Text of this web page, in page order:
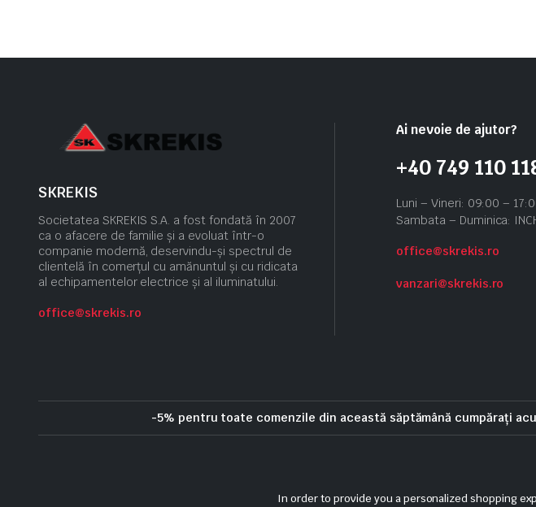
SKREKIS
Societatea SKREKIS S.A. a fost fondată în 2007
ca o afacere de familie și a evoluat într-o
companie modernă, deservindu-și spectrul de
clientelă în comerțul cu amănuntul și cu ridicata
al echipamentelor electrice și al iluminatului.
office@skrekis.ro
Ai nevoie de ajutor?
+40 749 110
Luni – Vineri: 09:00 –
Sambata – Duminica:
office@skrekis.ro
vanzari@skrekis.ro
-5% pentru toate comenzile din această săptămână cumpărați
Politica privind cookie-urile Termeni si conditii Politica de
In order to provide you a personalized shopping